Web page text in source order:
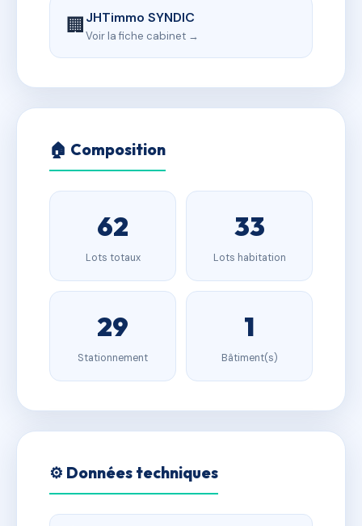
🏢JHTimmo SYNDIC
Voir la fiche cabinet →
🏠 Composition
62
Lots totaux
33
Lots habitation
29
Stationnement
1
Bâtiment(s)
⚙️ Données techniques